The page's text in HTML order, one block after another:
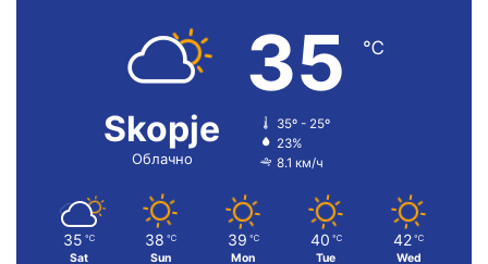
Skopje
Облачно
35 ℃
35º - 25º
23%
8.1 км/ч
35 ℃
Sat
38 ℃
Sun
39 ℃
Mon
40 ℃
Tue
42 ℃
Wed